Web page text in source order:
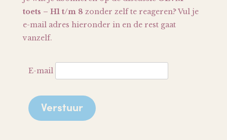
toets – H1 t/m 8 zonder zelf te reageren? Vul je
e-mail adres hieronder in en de rest gaat
vanzelf.
E-mail